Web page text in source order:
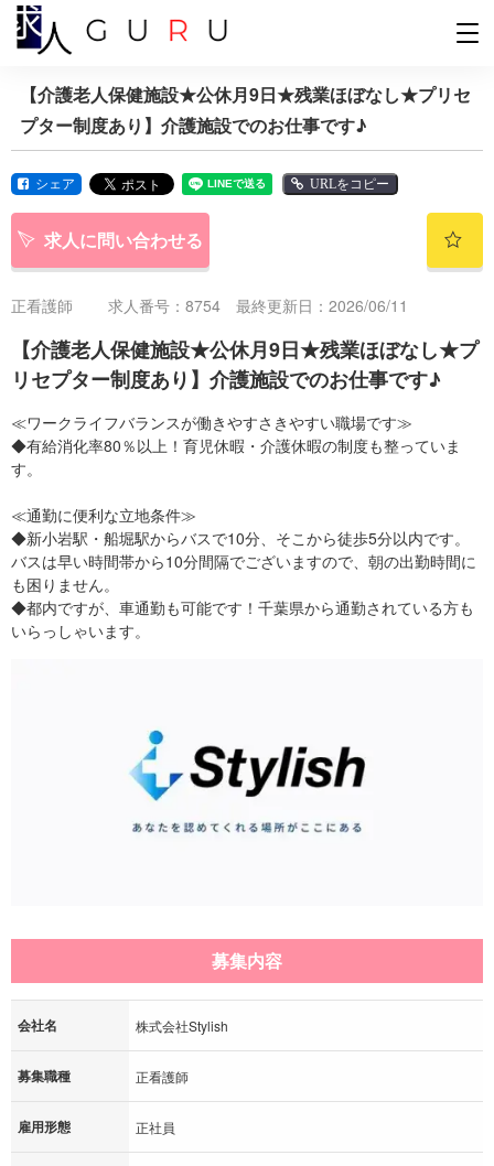
【介護老人保健施設★公休月9日★残業ほぼなし★プリセ
プター制度あり】介護施設でのお仕事です♪
シェア URLをコピー
求人に問い合わせる
正看護師 求人番号：8754 最終更新日：2026/06/11
【介護老人保健施設★公休月9日★残業ほぼなし★プ
リセプター制度あり】介護施設でのお仕事です♪
≪ワークライフバランスが働きやすさきやすい職場です≫
◆有給消化率80％以上！育児休暇・介護休暇の制度も整っていま
す。
≪通勤に便利な立地条件≫
◆新小岩駅・船堀駅からバスで10分、そこから徒歩5分以内です。
バスは早い時間帯から10分間隔でございますので、朝の出勤時間に
も困りません。
◆都内ですが、車通勤も可能です！千葉県から通勤されている方も
いらっしゃいます。
募集内容
会社名 株式会社Stylish
募集職種 正看護師
雇用形態 正社員